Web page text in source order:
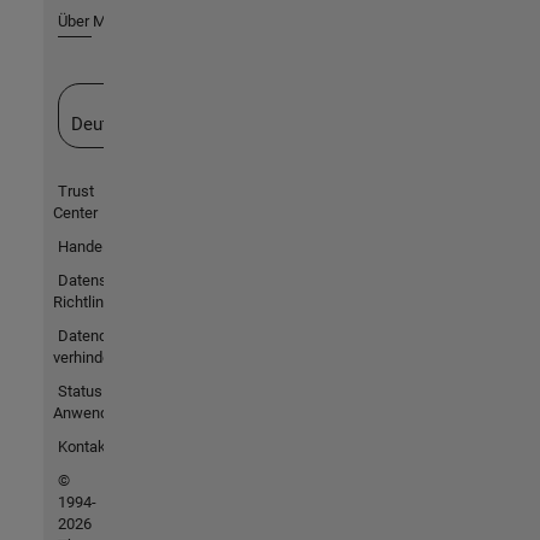
Über MathWorks
Deutschland
Trust
Center
Handelsmarken
Datenschutz-
Richtlinien
Datendiebstahl
verhindern
Status von
Anwendungen
Kontakt
©
1994-
2026